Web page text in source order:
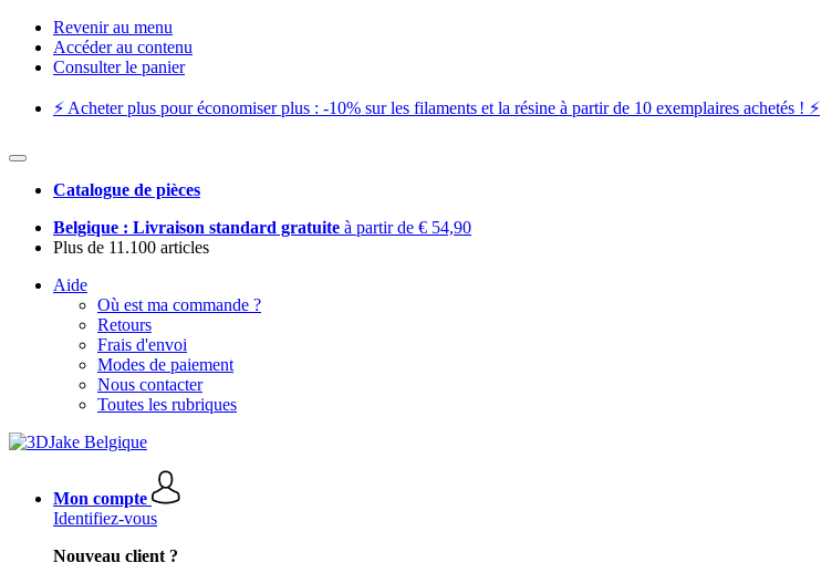
Revenir au menu
Accéder au contenu
Consulter le panier
⚡️ Acheter plus pour économiser plus : -10% sur les filaments et la résine à partir de 10 exemplaires achetés ! ⚡️
Catalogue de pièces
Belgique : Livraison standard gratuite à partir de € 54,90
Plus de 11.100 articles
Aide
Où est ma commande ?
Retours
Frais d'envoi
Modes de paiement
Nous contacter
Toutes les rubriques
Mon compte
Identifiez-vous
Nouveau client ?